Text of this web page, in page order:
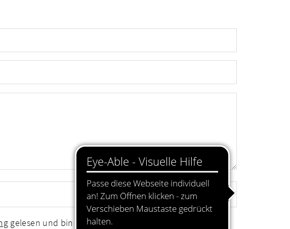
gelesen und bin damit einverstanden.